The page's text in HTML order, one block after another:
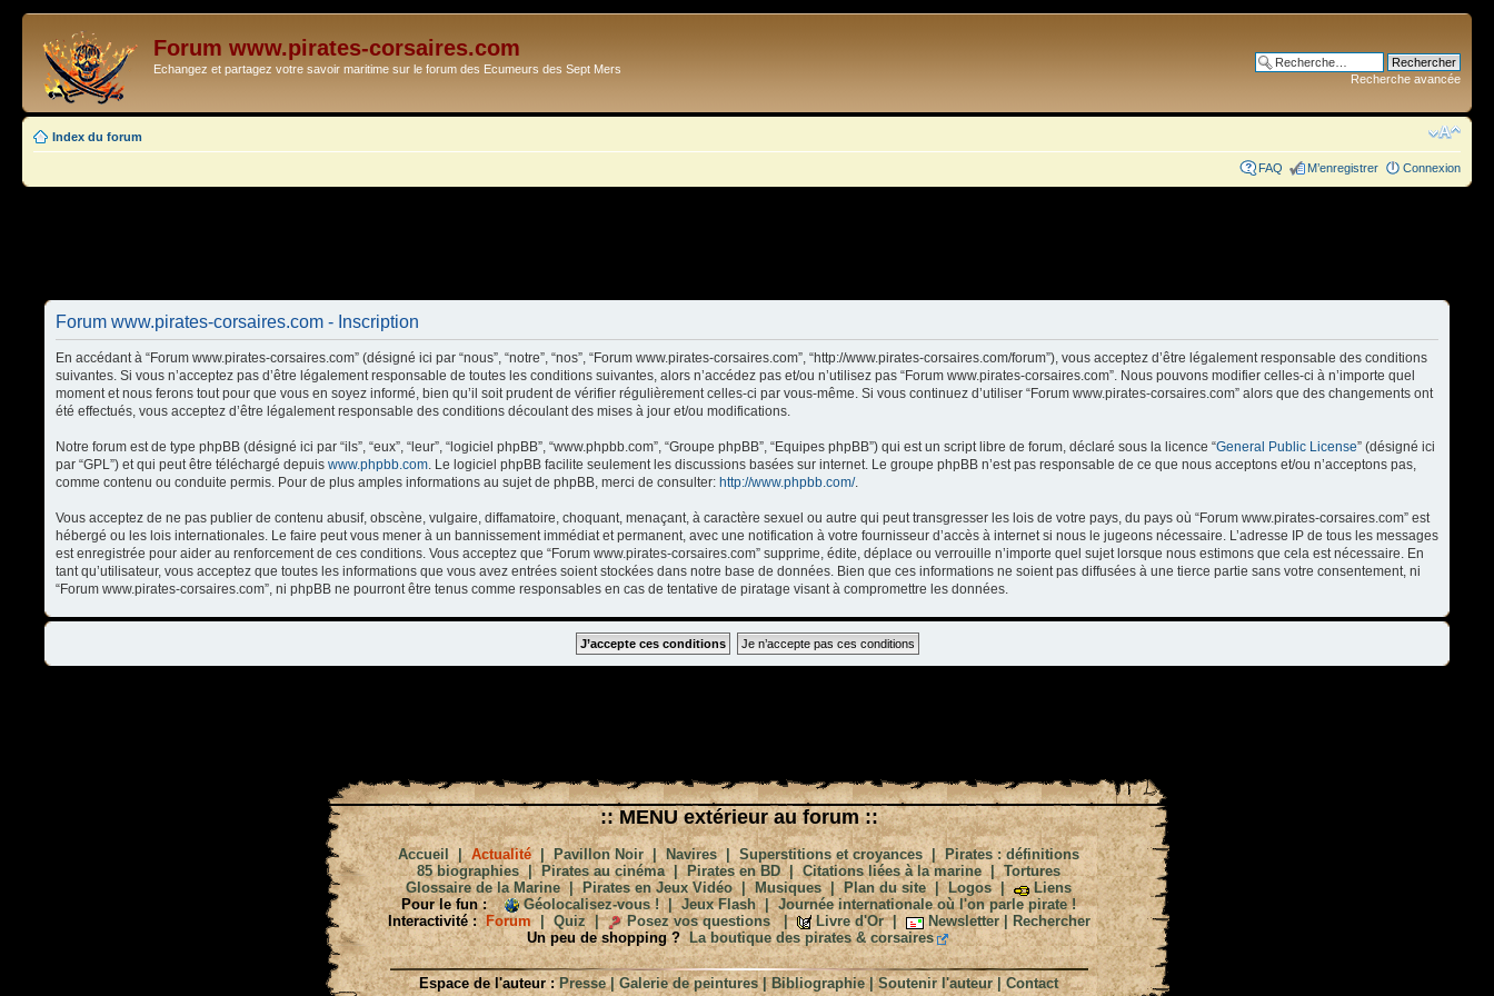
Forum www.pirates-corsaires.com
Echangez et partagez votre savoir maritime sur le forum des Ecumeurs des Sept Mers
Recherche avancée
Index du forum
FAQ M’enregistrer Connexion
Forum www.pirates-corsaires.com - Inscription
En accédant à “Forum www.pirates-corsaires.com” (désigné ici par “nous”, “notre”, “nos”, “Forum www.pirates-corsaires.com”, “http://www.pirates-corsaires.com/forum”), vous acceptez d’être légalement responsable des conditions
suivantes. Si vous n’acceptez pas d’être légalement responsable de toutes les conditions suivantes, alors n’accédez pas et/ou n’utilisez pas “Forum www.pirates-corsaires.com”. Nous pouvons modifier celles-ci à n’importe quel
moment et nous ferons tout pour que vous en soyez informé, bien qu’il soit prudent de vérifier régulièrement celles-ci par vous-même. Si vous continuez d’utiliser “Forum www.pirates-corsaires.com” alors que des changements ont
été effectués, vous acceptez d’être légalement responsable des conditions découlant des mises à jour et/ou modifications.
Notre forum est de type phpBB (désigné ici par “ils”, “eux”, “leur”, “logiciel phpBB”, “www.phpbb.com”, “Groupe phpBB”, “Equipes phpBB”) qui est un script libre de forum, déclaré sous la licence “General Public License” (désigné ici
par “GPL”) et qui peut être téléchargé depuis www.phpbb.com. Le logiciel phpBB facilite seulement les discussions basées sur internet. Le groupe phpBB n’est pas responsable de ce que nous acceptons et/ou n’acceptons pas,
comme contenu ou conduite permis. Pour de plus amples informations au sujet de phpBB, merci de consulter: http://www.phpbb.com/.
Vous acceptez de ne pas publier de contenu abusif, obscène, vulgaire, diffamatoire, choquant, menaçant, à caractère sexuel ou autre qui peut transgresser les lois de votre pays, du pays où “Forum www.pirates-corsaires.com” est
hébergé ou les lois internationales. Le faire peut vous mener à un bannissement immédiat et permanent, avec une notification à votre fournisseur d’accès à internet si nous le jugeons nécessaire. L’adresse IP de tous les messages
est enregistrée pour aider au renforcement de ces conditions. Vous acceptez que “Forum www.pirates-corsaires.com” supprime, édite, déplace ou verrouille n’importe quel sujet lorsque nous estimons que cela est nécessaire. En
tant qu’utilisateur, vous acceptez que toutes les informations que vous avez entrées soient stockées dans notre base de données. Bien que ces informations ne soient pas diffusées à une tierce partie sans votre consentement, ni
“Forum www.pirates-corsaires.com”, ni phpBB ne pourront être tenus comme responsables en cas de tentative de piratage visant à compromettre les données.
:: MENU extérieur au forum ::
Accueil |Actualité|Pavillon Noir|Navires|Superstitions et croyances|Pirates : définitions
85 biographies| Pirates au cinéma|Pirates en BD|Citations liées à la marine|Tortures
Glossaire de la Marine|Pirates en Jeux Vidéo|Musiques|Plan du site|Logos|
Liens
Pour le fun :
Géolocalisez-vous !|Jeux Flash|Journée internationale où l'on parle pirate !
Interactivité : Forum| Quiz| Posez vos questions| Livre d'Or| Newsletter| Rechercher
Un peu de shopping ?
La boutique des pirates & corsaires
Espace de l'auteur : Presse|Galerie de peintures|Bibliographie|Soutenir l'auteur|Contact